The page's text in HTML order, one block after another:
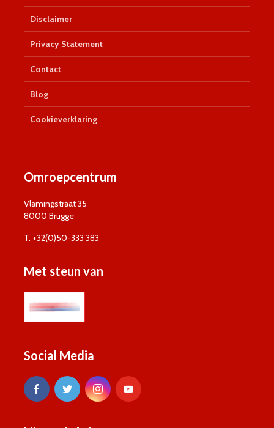
Disclaimer
Privacy Statement
Contact
Blog
Cookieverklaring
Omroepcentrum
Vlamingstraat 35
8000 Brugge
T. +32(0)50-333 383
Met steun van
Social Media